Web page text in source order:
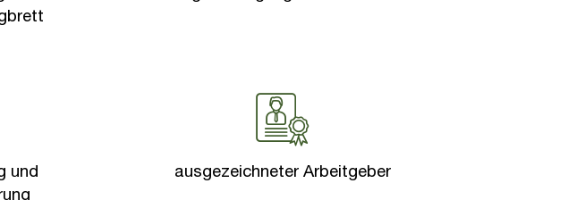
und
ausgezeichneter Arbeitgeber